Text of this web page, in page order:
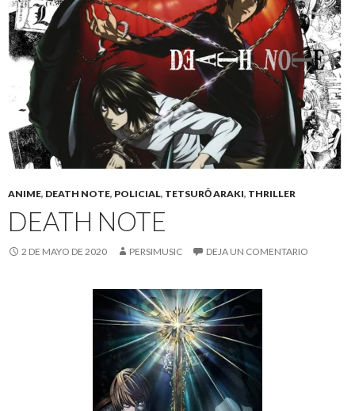
ANIME, DEATH NOTE, POLICIAL, TETSURŌ ARAKI, THRILLER
DEATH NOTE
2 DE MAYO DE 2020 PERSIMUSIC DEJA UN COMENTARIO